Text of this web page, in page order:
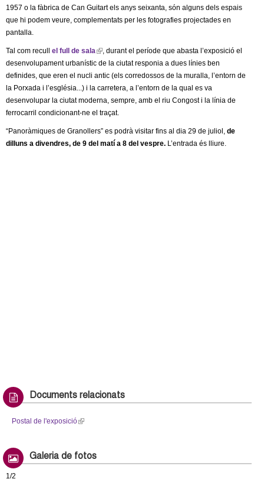
s
1957 o la fàbrica de Can Guitart els anys seixanta, són alguns dels espais
que hi podem veure, complementats per les fotografies projectades en
pantalla.
Tal com recull el full de sala(
l
i
n
k
, durant el període que abasta l’exposició el
desenvolupament urbanístic de la ciutat responia a dues línies ben
definides, que eren el nucli antic (els corredossos de la muralla, l’entorn de
la Porxada i l’església...) i la carretera, a l’entorn de la qual es va
desenvolupar la ciutat moderna, sempre, amb el riu Congost i la línia de
ferrocarril condicionant-ne el traçat.
“Panoràmiques de Granollers” es podrà visitar fins al dia 29 de juliol, de
dilluns a divendres, de 9 del matí a 8 del vespre. L’entrada és lliure.
Documents relacionats
Postal de l'exposició(
n
Galeria de fotos
1/2